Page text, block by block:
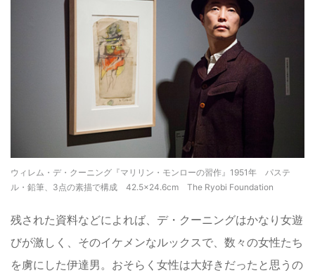
ウィレム・デ・クーニング『マリリン・モンローの習作』1951年 パステ
ル・鉛筆、3点の素描で構成 42.5×24.6cm The Ryobi Foundation
残された資料などによれば、デ・クーニングはかなり女遊
びが激しく、そのイケメンなルックスで、数々の女性たち
を虜にした伊達男。おそらく女性は大好きだったと思うの